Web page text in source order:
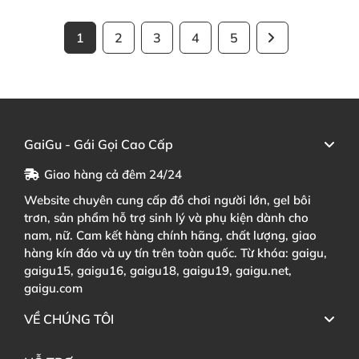
1 2 3 4 5
GaiGu - Gái Gọi Cao Cấp
Giao hàng cả đêm 24/24
Website chuyên cung cấp đồ chơi người lớn, gel bôi
trơn, sản phẩm hỗ trợ sinh lý và phụ kiện dành cho
nam, nữ. Cam kết hàng chính hãng, chất lượng, giao
hàng kín đáo và uy tín trên toàn quốc. Từ khóa: gaigu,
gaigu15, gaigu16, gaigu18, gaigu19, gaigu.net,
gaigu.com
VỀ CHÚNG TÔI